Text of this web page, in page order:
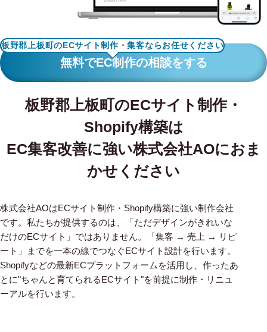
RECRUIT
BLOG
板野郡上板町のECサイト制作・集客ならお任せください
無料でEC制作の相談をする
板野郡上板町のECサイト制作・
Shopify構築は
EC集客改善に強い株式会社AOにおま
かせください
株式会社AOはECサイト制作・Shopify構築に強い制作会社
です。私たちが提供するのは、「ただデザインがきれいな
だけのECサイト」ではありません。「集客 → 売上 → リピ
ート」までを一本の線でつなぐECサイト設計を行います。
Shopifyなどの最新ECプラットフォームを活用し、作ったあ
とに"ちゃんと育てられるECサイト"を前提に制作・リニュ
ーアルを行います。